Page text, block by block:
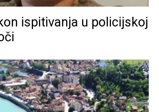
ispitivanja u policijskoj